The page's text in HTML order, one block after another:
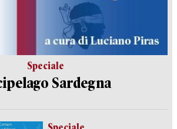
Speciale
Sardegna